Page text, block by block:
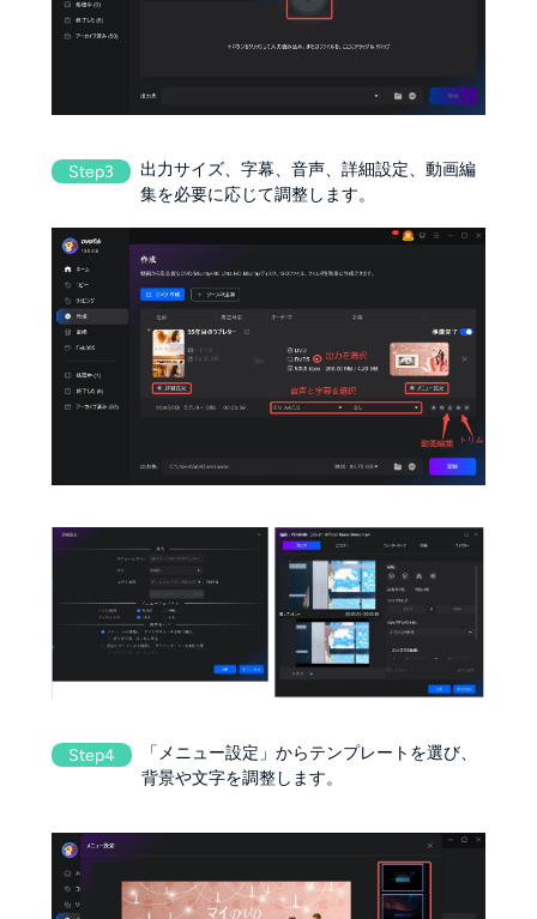
Step3
出力サイズ、字幕、音声、詳細設定、動画編
集を必要に応じて調整します。
Step4
「メニュー設定」からテンプレートを選び、
背景や文字を調整します。